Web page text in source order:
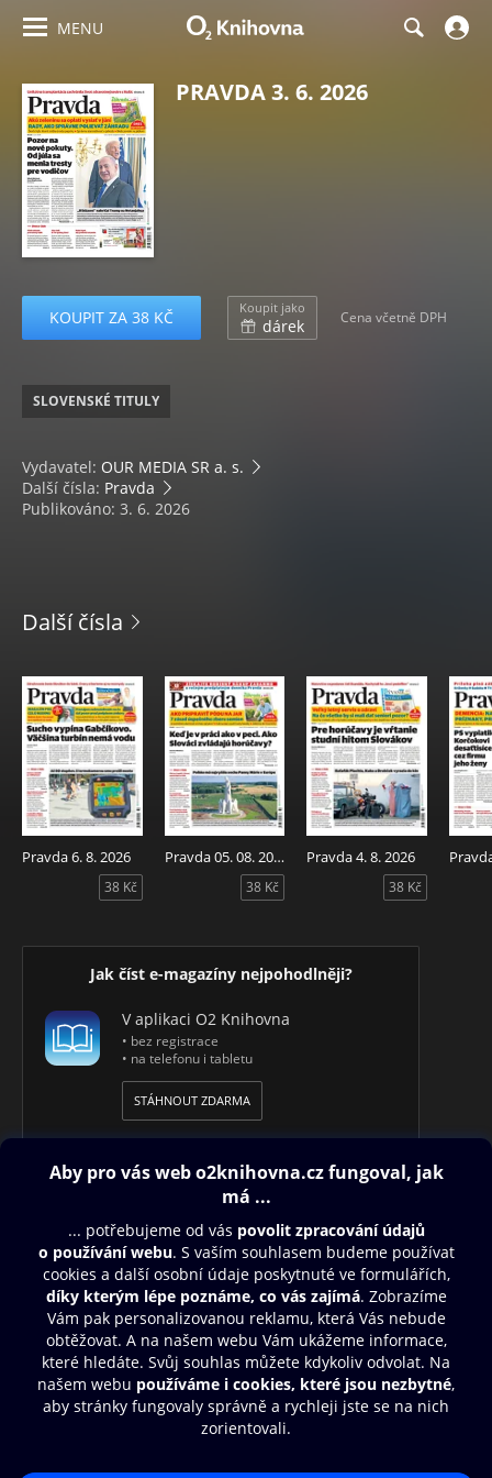
MENU
PRAVDA 3. 6. 2026
KOUPIT ZA 38 KČ Koupit jako
dárek Cena včetně DPH
SLOVENSKÉ TITULY
Vydavatel: OUR MEDIA SR a. s.
Další čísla: Pravda
Publikováno: 3. 6. 2026
Další čísla
Pravda 6. 8. 2026
38 Kč
Pravda 05. 08. 2026
38 Kč
Pravda 4. 8. 2026
38 Kč
Jak číst e-magazíny nejpohodlněji?
V aplikaci O2 Knihovna
• bez registrace
• na telefonu i tabletu
STÁHNOUT ZDARMA
Obsah ke stažení
Moje O2 Knihovna
Další zábava
© O2 Czech Republic a.s.